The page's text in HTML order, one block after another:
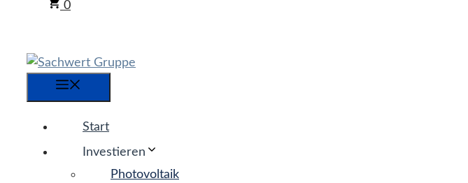
0
Start
Investieren
Photovoltaik